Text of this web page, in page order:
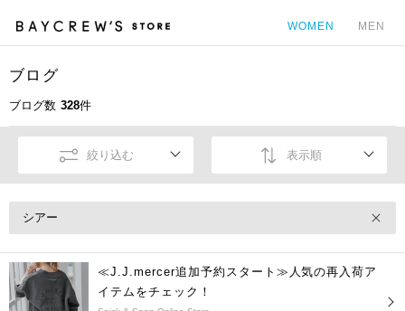
WOMEN MEN
ブログ
ブログ数 328件
絞り込む 表示順
シアー
≪J.J.mercer追加予約スタート≫人気の再入荷ア
イテムをチェック！